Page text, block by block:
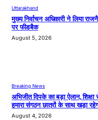
Uttarakhand
मुख्य निर्वाचन अधिकारी ने लिया
पर फीडबैक
August 5, 2026
Breaking News
अभिजीत दिपके का बड़ा ऐलान, शिक्षा
हमारा संगठन छात्रों के साथ खड़ा
August 4, 2026